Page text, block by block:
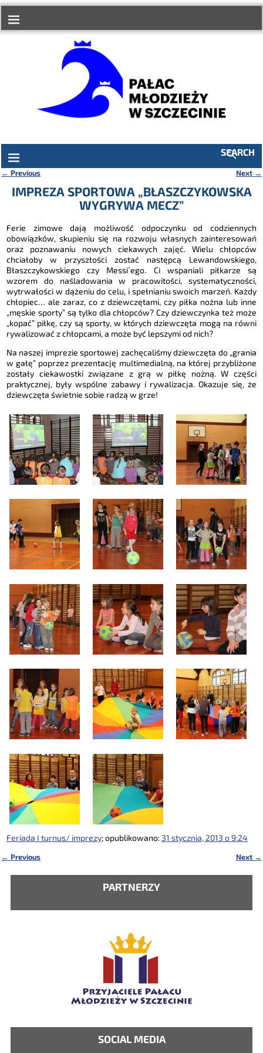
treści
SEARCH
← Previous Next →
IMPREZA SPORTOWA „BŁASZCZYKOWSKA
WYGRYWA MECZ”
Ferie zimowe dają możliwość odpoczynku od codziennych
obowiązków, skupieniu się na rozwoju własnych zainteresowań
oraz poznawaniu nowych ciekawych zajęć. Wielu chłopców
chciałoby w przyszłości zostać następcą Lewandowskiego,
Błaszczykowskiego czy Messi`ego. Ci wspaniali piłkarze są
wzorem do naśladowania w pracowitości, systematyczności,
wytrwałości w dążeniu do celu, i spełnianiu swoich marzeń. Każdy
chłopiec… ale zaraz, co z dziewczętami, czy piłka nożna lub inne
„męskie sporty” są tylko dla chłopców? Czy dziewczynka też może
„kopać” piłkę, czy są sporty, w których dziewczęta mogą na równi
rywalizować z chłopcami, a może być lepszymi od nich?
Na naszej imprezie sportowej zachęcaliśmy dziewczęta do „grania
w gałę” poprzez prezentację multimedialną, na której przybliżone
zostały ciekawostki związane z grą w piłkę nożną. W części
praktycznej, były wspólne zabawy i rywalizacja. Okazuje się, że
dziewczęta świetnie sobie radzą w grze!
Feriada I turnus/ imprezy; opublikowano: 31 stycznia, 2013 o 9:24
← Previous Next →
PARTNERZY
SOCIAL MEDIA